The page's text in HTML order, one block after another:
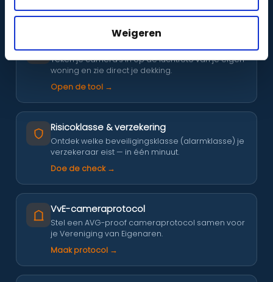
Weigeren
Teken je camera’s in op de luchtfoto van je eigen
woning en zie direct je dekking.
Open de tool →
Risicoklasse & verzekering
Ontdek welke beveiligingsklasse (alarmklasse) je
verzekeraar eist — in één minuut.
Doe de check →
VvE-cameraprotocol
Stel een AVG-proof cameraprotocol samen voor
je Vereniging van Eigenaren.
Maak protocol →